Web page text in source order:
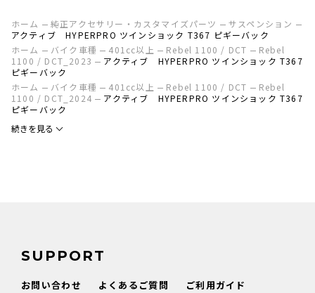
ホーム 純正アクセサリー・カスタマイズパーツ
サスペンション
アクティブ HYPERPRO ツインショック T367 ピギーバック
ホーム
バイク車種 401cc以上 Rebel 1100 / DCT
Rebel
1100 / DCT_2023
アクティブ HYPERPRO ツインショック T367
ピギーバック
ホーム
バイク車種 401cc以上 Rebel 1100 / DCT
Rebel
1100 / DCT_2024
アクティブ HYPERPRO ツインショック T367
ピギーバック
続きを見る
SUPPORT
お問い合わせ よくあるご質問
ご利用ガイド